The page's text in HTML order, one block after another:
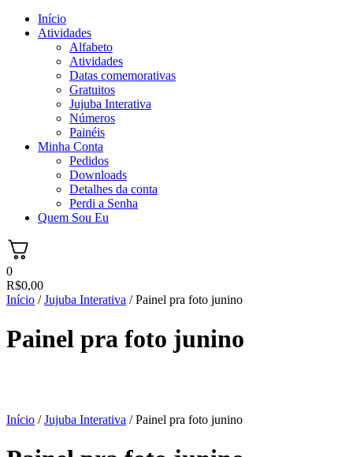
Início
Atividades
Alfabeto
Atividades
Datas comemorativas
Gratuitos
Jujuba Interativa
Números
Painéis
Minha Conta
Pedidos
Downloads
Detalhes da conta
Perdi a Senha
Quem Sou Eu
0
R$0,00
Início /Jujuba Interativa / Painel pra foto junino
Painel pra foto junino
Início /Jujuba Interativa / Painel pra foto junino